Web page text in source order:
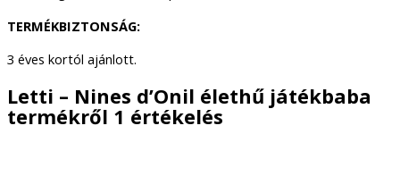
TERMÉKBIZTONSÁG:
3 éves kortól ajánlott.
Letti – Nines d’Onil élethű játékbaba
termékről 1 értékelés